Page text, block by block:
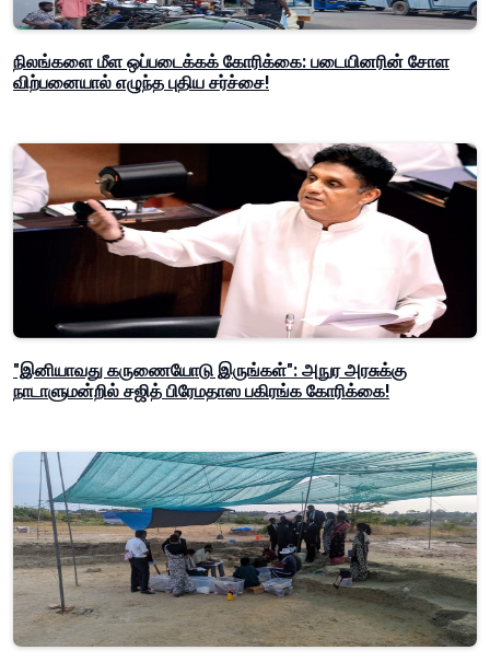
நிலங்களை மீள ஒப்படைக்கக் கோரிக்கை: படையினரின் சோள
விற்பனையால் எழுந்த புதிய சர்ச்சை!
"இனியாவது கருணையோடு இருங்கள்": அநுர அரசுக்கு
நாடாளுமன்றில் சஜித் பிரேமதாஸ பகிரங்க கோரிக்கை!